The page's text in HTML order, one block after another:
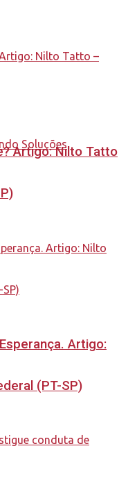
Artigo: Nilto Tatto
Artigo:
(PT-SP)
Soluções